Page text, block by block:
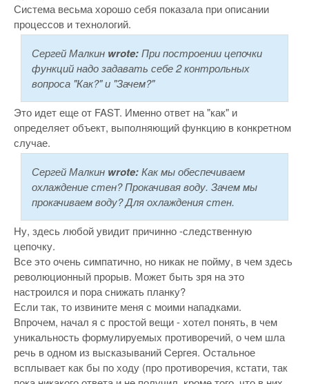
Система весьма хорошо себя показала при описании
процессов и технологий.
Сергей Малкин wrote:При построении цепочки
функций надо задавать себе 2 контрольных
вопроса "Как?" и "Зачем?"
Это идет еще от FAST. Именно ответ на "как" и
определяет объект, выполняющий функцию в конкретном
случае.
Сергей Малкин wrote:Как мы обеспечиваем
охлаждение стен? Прокачивая воду. Зачем мы
прокачиваем воду? Для охлаждения стен.
Ну, здесь любой увидит причинно -следственную
цепочку.
Все это очень симпатично, но никак не пойму, в чем здесь
революционный прорыв. Может быть зря на это
настроился и пора снижать планку?
Если так, то извините меня с моими нападками.
Впрочем, начал я с простой вещи - хотел понять, в чем
уникальность формулируемых противоречий, о чем шла
речь в одном из высказываний Сергея. Остальное
всплывает как бы по ходу (про противоречия, кстати, так